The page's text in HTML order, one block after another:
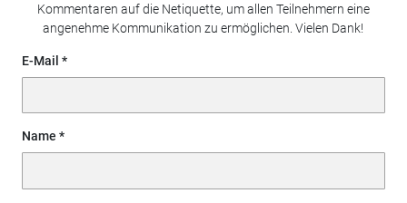
Kommentaren auf die Netiquette, um allen Teilnehmern eine
angenehme Kommunikation zu ermöglichen. Vielen Dank!
E-Mail
Name